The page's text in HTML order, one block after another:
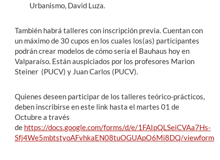
Urbanismo, David Luza.
También habrá talleres con inscripción previa. Cuentan con
un máximo de 30 cupos en los cuales los(as) participantes
podrán crear modelos de cómo sería el Bauhaus hoy en
Valparaíso. Están auspiciados por los profesores Marion
Steiner (PUCV) y Juan Carlos (PUCV).
Quienes deseen participar de los talleres teórico-prácticos,
deben inscribirse en este link hasta el martes 01 de
Octubre a través
de https://docs.google.com/forms/d/e/1FAIpQLSeiCVAa7Hs-
Sfj4We5mbtstyoAFvhkaEN08tuOGUApO6Mi8DQ/viewform